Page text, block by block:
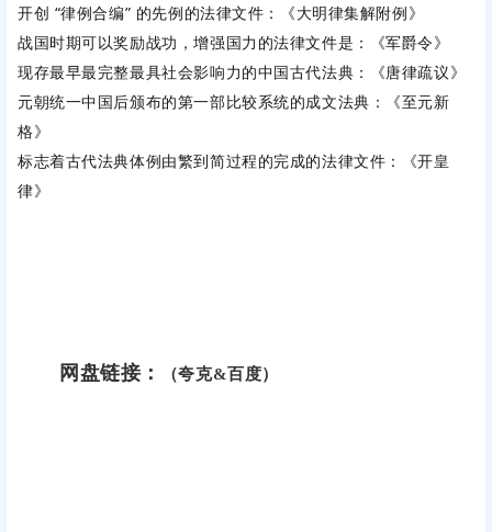
开创 “律例合编” 的先例的法律文件：《大明律集解附例》
战国时期可以奖励战功，增强国力的法律文件是：《军爵令》
现存最早最完整最具社会影响力的中国古代法典：《唐律疏议》
元朝统一中国后颁布的第一部比较系统的成文法典：《至元新
格》
标志着古代法典体例由繁到简过程的完成的法律文件：《开皇
律》
网盘链接： （夸克&百度）